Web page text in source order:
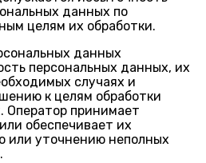
данных по
целям их обработки.
данных
персональных данных, их
случаях и
к целям обработки
Оператор принимает
обеспечивает их
или уточнению неполных